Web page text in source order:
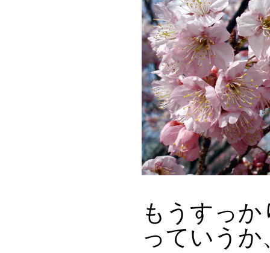
もうすっ
っていう